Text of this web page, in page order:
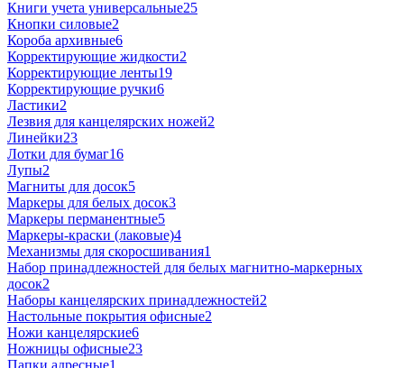
Книги учета универсальные25
Кнопки силовые2
Короба архивные6
Корректирующие жидкости2
Корректирующие ленты19
Корректирующие ручки6
Ластики2
Лезвия для канцелярских ножей2
Линейки23
Лотки для бумаг16
Лупы2
Магниты для досок5
Маркеры для белых досок3
Маркеры перманентные5
Маркеры-краски (лаковые)4
Механизмы для скоросшивания1
Набор принадлежностей для белых магнитно-маркерных
досок2
Наборы канцелярских принадлежностей2
Настольные покрытия офисные2
Ножи канцелярские6
Ножницы офисные23